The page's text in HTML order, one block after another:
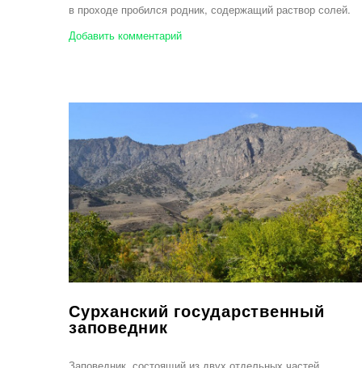
в проходе пробился родник, содержащий раствор солей.
Добавить комментарий
Сурханский государственный
заповедник